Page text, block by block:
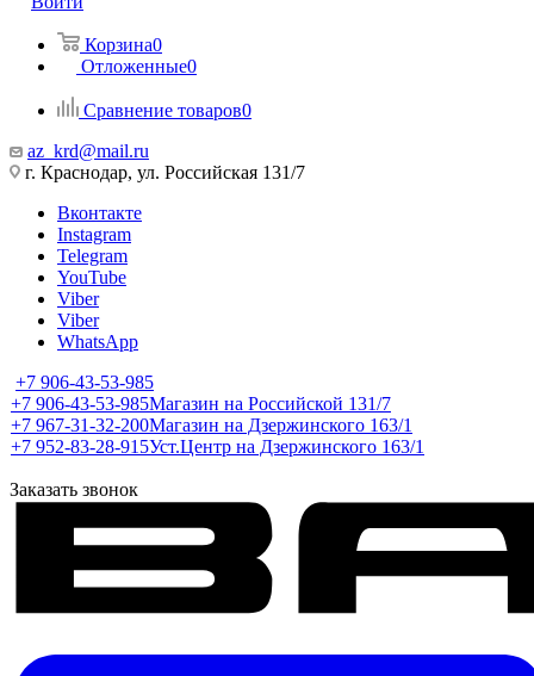
Корзина0
Отложенные0
Сравнение товаров0
az_krd@mail.ru
г. Краснодар, ул. Российская 131/7
Вконтакте
Instagram
Telegram
YouTube
Viber
Viber
WhatsApp
+7 906-43-53-985
+7 906-43-53-985Магазин на Российской 131/7
+7 967-31-32-200Магазин на Дзержинского 163/1
+7 952-83-28-915Уст.Центр на Дзержинского 163/1
Заказать звонок